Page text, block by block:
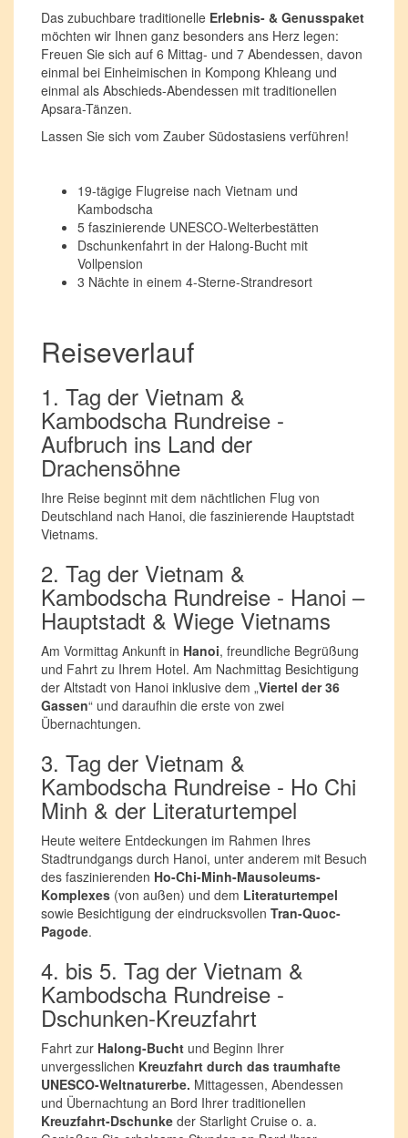
Das zubuchbare traditionelle Erlebnis- & Genusspaket
möchten wir Ihnen ganz besonders ans Herz legen:
Freuen Sie sich auf 6 Mittag- und 7 Abendessen, davon
einmal bei Einheimischen in Kompong Khleang und
einmal als Abschieds-Abendessen mit traditionellen
Apsara-Tänzen.
Lassen Sie sich vom Zauber Südostasiens verführen!
19-tägige Flugreise nach Vietnam und
Kambodscha
5 faszinierende UNESCO-Welterbestätten
Dschunkenfahrt in der Halong-Bucht mit
Vollpension
3 Nächte in einem 4-Sterne-Strandresort
Reiseverlauf
1. Tag der Vietnam &
Kambodscha Rundreise -
Aufbruch ins Land der
Drachensöhne
Ihre Reise beginnt mit dem nächtlichen Flug von
Deutschland nach Hanoi, die faszinierende Hauptstadt
Vietnams.
2. Tag der Vietnam &
Kambodscha Rundreise - Hanoi –
Hauptstadt & Wiege Vietnams
Am Vormittag Ankunft in Hanoi, freundliche Begrüßung
und Fahrt zu Ihrem Hotel. Am Nachmittag Besichtigung
der Altstadt von Hanoi inklusive dem „Viertel der 36
Gassen“ und daraufhin die erste von zwei
Übernachtungen.
3. Tag der Vietnam &
Kambodscha Rundreise - Ho Chi
Minh & der Literaturtempel
Heute weitere Entdeckungen im Rahmen Ihres
Stadtrundgangs durch Hanoi, unter anderem mit Besuch
des faszinierenden Ho-Chi-Minh-Mausoleums-
Komplexes (von außen) und dem Literaturtempel
sowie Besichtigung der eindrucksvollen Tran-Quoc-
Pagode.
4. bis 5. Tag der Vietnam &
Kambodscha Rundreise -
Dschunken-Kreuzfahrt
Fahrt zur Halong-Bucht und Beginn Ihrer
unvergesslichen Kreuzfahrt durch das traumhafte
UNESCO-Weltnaturerbe. Mittagessen, Abendessen
und Übernachtung an Bord Ihrer traditionellen
Kreuzfahrt-Dschunke der Starlight Cruise o. a.